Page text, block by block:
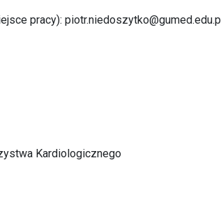
pracy): piotr.niedoszytko@gumed.edu.pl
Kardiologicznego